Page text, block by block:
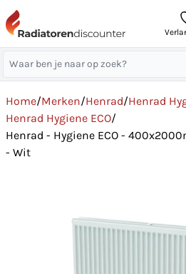
Home/Merken/Henrad/Henrad
Henrad Hygiene ECO/
Henrad - Hygiene ECO -
- Wit